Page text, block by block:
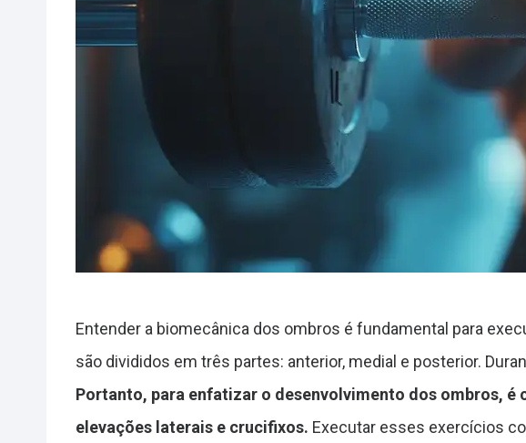
Entender a biomecânica dos ombros é fundamental para
são divididos em três partes: anterior, medial e posterior.
Portanto, para enfatizar o desenvolvimento dos ombros,
elevações laterais e crucifixos. Executar esses exercícios